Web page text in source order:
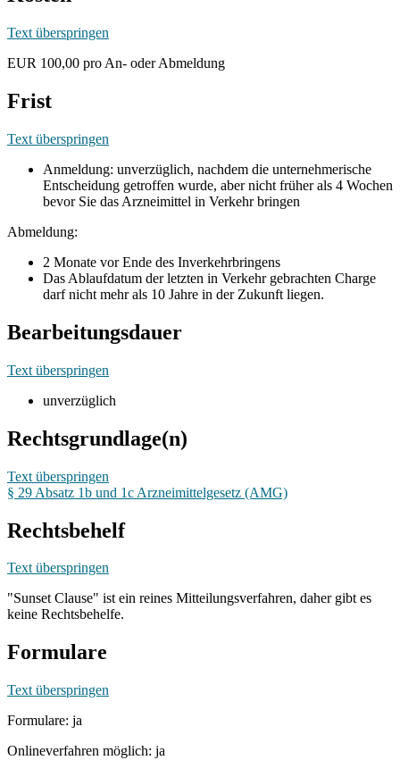
Text überspringen
EUR 100,00 pro An- oder Abmeldung
Frist
Text überspringen
Anmeldung: unverzüglich, nachdem die unternehmerische
Entscheidung getroffen wurde, aber nicht früher als 4 Wochen
bevor Sie das Arzneimittel in Verkehr bringen
Abmeldung:
2 Monate vor Ende des Inverkehrbringens
Das Ablaufdatum der letzten in Verkehr gebrachten Charge
darf nicht mehr als 10 Jahre in der Zukunft liegen.
Bearbeitungsdauer
Text überspringen
unverzüglich
Rechtsgrundlage(n)
Text überspringen
§ 29 Absatz 1b und 1c Arzneimittelgesetz (AMG)
Rechtsbehelf
Text überspringen
"Sunset Clause" ist ein reines Mitteilungsverfahren, daher gibt es
keine Rechtsbehelfe.
Formulare
Text überspringen
Formulare: ja
Onlineverfahren möglich: ja